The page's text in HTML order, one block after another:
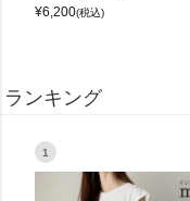
¥6,200(税込)
ランキング
1